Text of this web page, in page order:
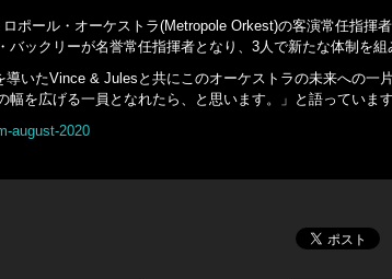
ポール・オーケストラ(Metropole Orkest)の客演常任指揮
ックリーが名誉常任指揮者となり、3人で新たな体制を組
いたVince & Julesと共にこのオーケストラの未来への一
を広げる一員となれたら、と思います。」と語っていま
august-2020